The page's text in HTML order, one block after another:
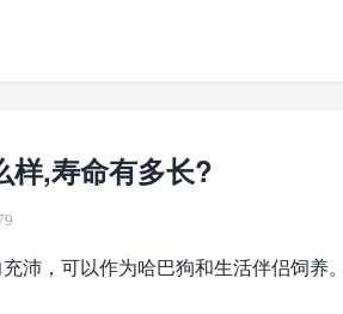
样,寿命有多长?
沛，可以作为哈巴狗和生活伴侣饲养